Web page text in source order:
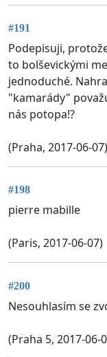
#191
Podepisuji,
to bolševickými
jednoduché.
"kamarády"
nás potopa!?
(Praha, 2017-06-07)
#198
pierre mabille
(Paris, 2017-06-07)
#200
Nesouhlasím se
(Praha 5, 2017-06-